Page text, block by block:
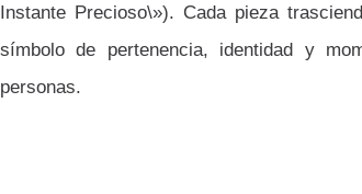
Instante Precioso\»). Cada pieza
símbolo de pertenencia, identidad y
personas.